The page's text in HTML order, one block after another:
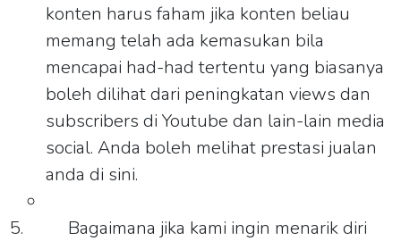
konten harus faham jika konten beliau
memang telah ada kemasukan bila
mencapai had-had tertentu yang biasanya
boleh dilihat dari peningkatan views dan
subscribers di Youtube dan lain-lain media
social. Anda boleh melihat prestasi jualan
anda di sini.
5.
Bagaimana jika kami ingin menarik diri